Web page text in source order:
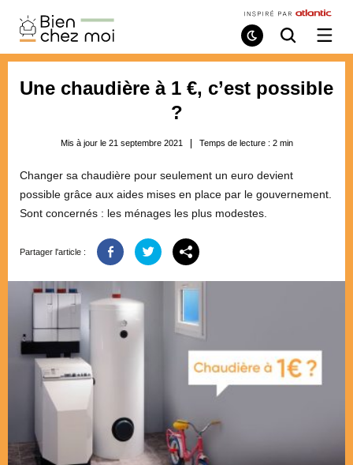
Bien
Chez
Moi
Mode
de
Recherche
/
menu
Une chaudière à 1 €, c’est possible
?
Mis à jour le 21 septembre 2021 Temps de lecture : 2 min
Changer sa chaudière pour seulement un euro devient
possible grâce aux aides mises en place par le gouvernement.
Sont concernés : les ménages les plus modestes.
Partager l'article :